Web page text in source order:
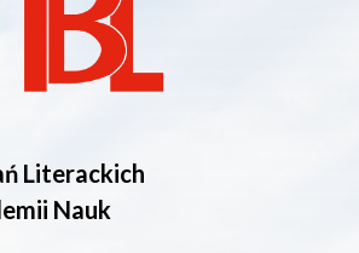
Literackich
Nauk